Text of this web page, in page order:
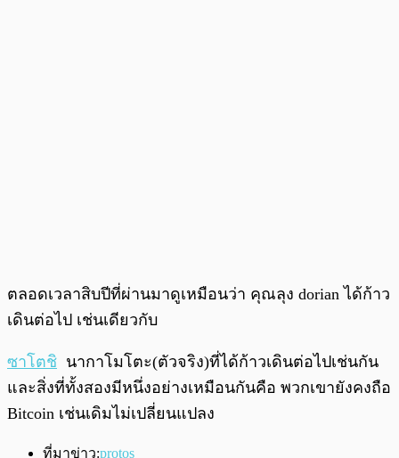
ตลอดเวลาสิบปีที่ผ่านมาดูเหมือนว่า คุณลุง dorian ได้ก้าว
เดินต่อไป เช่นเดียวกับ
ซาโตชิ นากาโมโตะ(ตัวจริง)ที่ได้ก้าวเดินต่อไปเช่นกัน
และสิ่งที่ทั้งสองมีหนึ่งอย่างเหมือนกันคือ พวกเขายังคงถือ
Bitcoin เช่นเดิมไม่เปลี่ยนแปลง
ที่มาข่าว:protos